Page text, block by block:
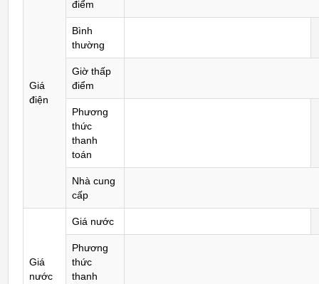
Giá
điện
điểm
Bình
thường
Giờ thấp
điểm
Phương
thức
thanh
toán
Nhà cung
cấp
Giá
nước
Giá nước
Phương
thức
thanh